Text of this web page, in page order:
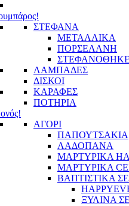
ΣΤΕΦΑΝΑ
ΜΕΤΑΛΛΙΚΑ
ΠΟΡΣΕΛΑΝΗ
ΛΑΜΠΑΔΕΣ
ΔΙΣΚΟΙ
ΚΑΡΑΦΕΣ
ΠΟΤΗΡΙΑ
ΑΓΟΡΙ
ΠΑΠΟΥΤΣΑΚΙΑ
ΛΑΔΟΠΑΝΑ
ΜΑΡΤΥΡΙΚΑ
ΜΑΡΤΥΡΙΚΑ
ΒΑΠΤΙΣΤΙΚΑ
ΞΥΛΙΝΑ